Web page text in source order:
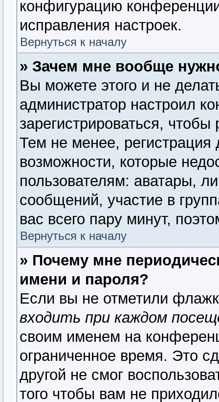
конфигурацию
исправления настроек.
Вернуться к началу
» Зачем мне вообще
Вы можете этого и не
администратор настроил
зарегистрироваться,
Тем не менее,
возможности, которые
пользователям: аватары,
сообщений, участие в
вас всего пару минут,
Вернуться к началу
» Почему мне
имени и пароля?
Если вы не отметили
входить при каждом
своим именем на
ограниченное время. Это
другой не смог
того чтобы вам не